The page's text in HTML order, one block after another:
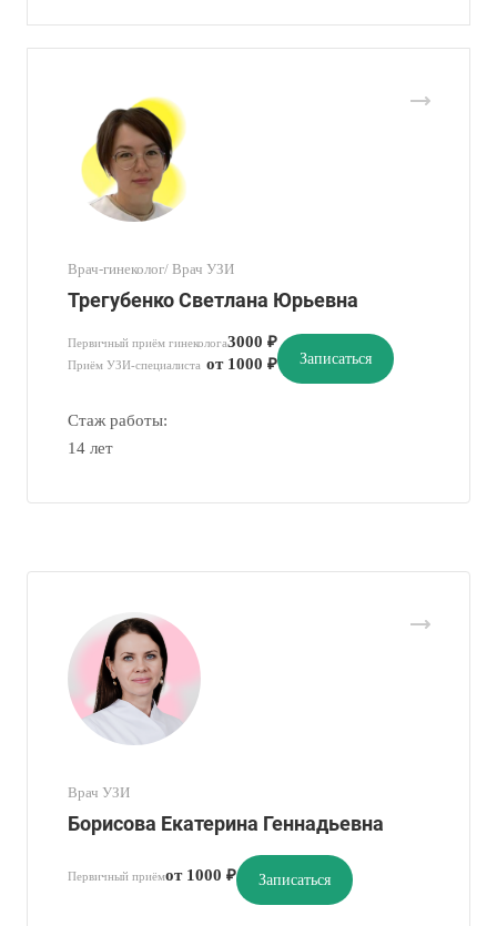
Врач-гинеколог/ Врач УЗИ
Трегубенко Светлана Юрьевна
Первичный приём гинеколога3000 ₽
Приём УЗИ-специалиста от 1000 ₽ Записаться
Стаж работы:
14 лет
Врач УЗИ
Борисова Екатерина Геннадьевна
Первичный приёмот 1000 ₽ Записаться